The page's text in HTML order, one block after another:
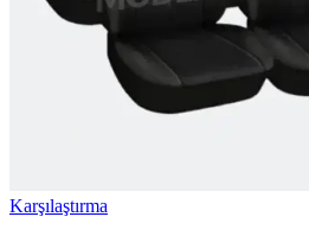
Karşılaştırma